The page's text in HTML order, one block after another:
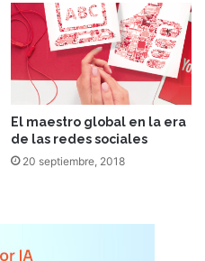
El maestro global en la era
de las redes sociales
20 septiembre, 2018